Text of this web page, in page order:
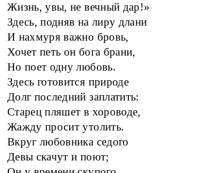
Жизнь, увы, не вечный дар!»
Здесь, подняв на лиру длани
И нахмуря важно бровь,
Хочет петь он бога брани,
Но поет одну любовь.
Здесь готовится природе
Долг последний заплатить:
Старец пляшет в хороводе,
Жажду просит утолить.
Вкруг любовника седого
Девы скачут и поют;